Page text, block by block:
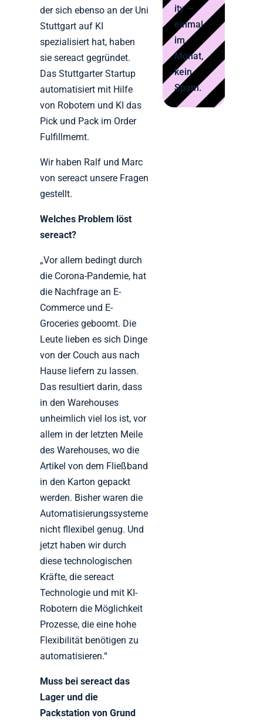
der sich ebenso an der Uni
Stuttgart auf KI
spezialisiert hat, haben
sie sereact gegründet.
Das Stuttgarter Startup
automatisiert mit Hilfe
von Robotern und KI das
Pick und Pack im Order
Fulfillmemt.
Wir haben Ralf und Marc
von sereact unsere Fragen
gestellt.
Welches Problem löst
sereact?
„Vor allem bedingt durch
die Corona-Pandemie, hat
die Nachfrage an E-
Commerce und E-
Groceries geboomt. Die
Leute lieben es sich Dinge
von der Couch aus nach
Hause liefern zu lassen.
Das resultiert darin, dass
in den Warehouses
unheimlich viel los ist, vor
allem in der letzten Meile
des Warehouses, wo die
Artikel von dem Fließband
in den Karton gepackt
werden. Bisher waren die
Automatisierungssysteme
nicht fllexibel genug. Und
jetzt haben wir durch
diese technologischen
Kräfte, die sereact
Technologie und mit KI-
Robotern die Möglichkeit
Prozesse, die eine hohe
Flexibilität benötigen zu
automatisieren.“
Muss bei sereact das
Lager und die
Packstation von Grund
ity —
einmal
im
Monat,
kein
Spam.